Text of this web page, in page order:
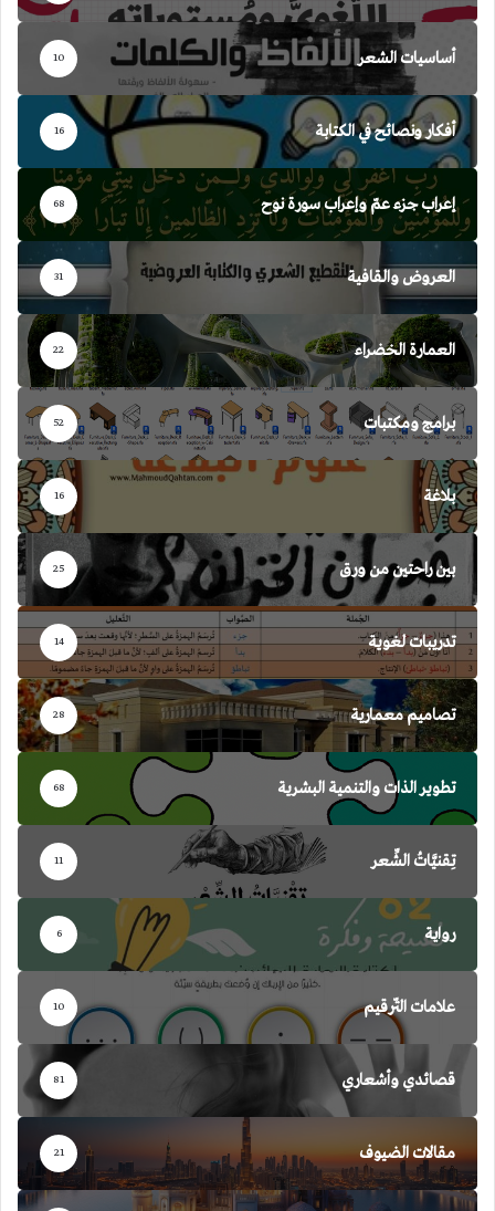
أساسيات الشعر 10
أفكار ونصائح في الكتابة 16
إعراب جزء عمّ وإعراب سورة نوح 68
العروض والقافية 31
العمارة الخضراء 22
برامج ومكتبات 52
بلاغة 16
بين راحتين من ورق 25
تدريبات لغوية 14
تصاميم معمارية 28
تطوير الذات والتنمية البشرية 68
تِقنيَّاتُ الشِّعر 11
رواية 6
علامات التّرقيم 10
قصائدي وأشعاري 81
مقالات الضيوف 21